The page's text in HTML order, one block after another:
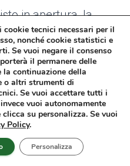
in apertura, la
complessa, ed è
profilo economico e
ancorarelativamente
un suo
stabile come possono
tecnici necessari per il
nonché cookie statistici e
Se vuoi negare il consenso
il permanere delle
continuazione della
o altri strumenti di
Se vuoi accettare tutti i
vuoi autonomamente
su personalizza. Se vuoi
Policy.
Personalizza